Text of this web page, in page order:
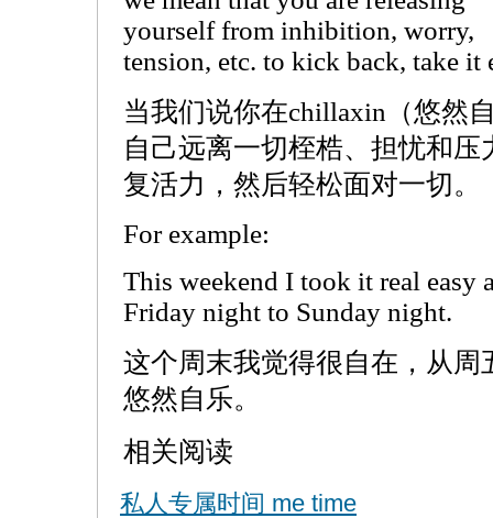
yourself from inhibition, worry,
tension, etc. to kick back, take it
当我们说你在chillaxin（悠然
自己远离一切桎梏、担忧和
复活力，然后轻松面对一切。
For example:
This weekend I took it real
Friday night to Sunday night.
这个周末我觉得很自在，从
悠然自乐。
相关阅读
私人专属时间 me time